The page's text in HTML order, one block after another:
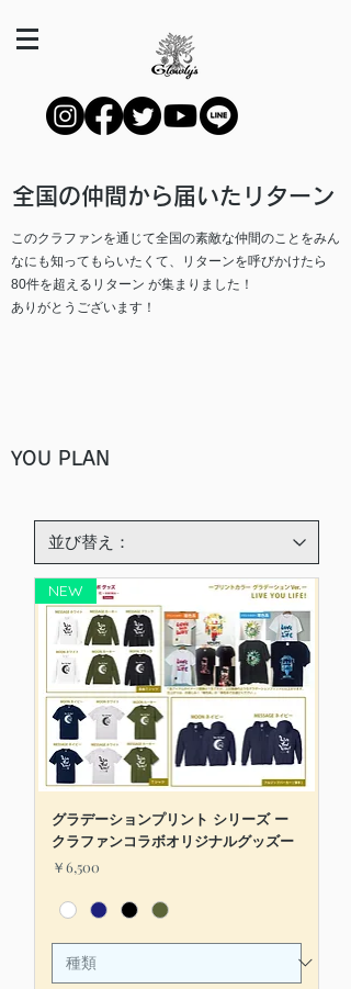
全国の仲間から届いたリターン
このクラファンを通じて全国の素敵な仲間のことをみん
なにも知ってもらいたくて、リターンを呼びかけたら
80件を超えるリターン が集まりました！
​ありがとうございます！
YOU PLAN
NEW
グラデーションプリント シリーズ ー
クラファンコラボオリジナルグッズー
価格
￥6,500